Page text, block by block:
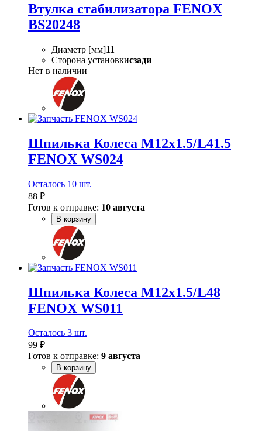
Втулка стабилизатора FENOX
BS20248
Диаметр [мм]11
Сторона установкисзади
Нет в наличии
Шпилька Колеса M12х1.5/L41.5
FENOX WS024
Осталось 10 шт.
88 ₽
Готов к отправке: 10 августа
В корзину
Шпилька Колеса M12х1.5/L48
FENOX WS011
Осталось 3 шт.
99 ₽
Готов к отправке: 9 августа
В корзину